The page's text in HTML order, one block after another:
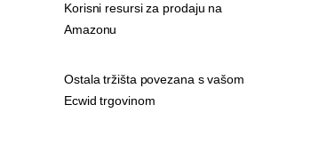
Korisni resursi za prodaju na
Amazonu
Ostala tržišta povezana s vašom
Ecwid trgovinom